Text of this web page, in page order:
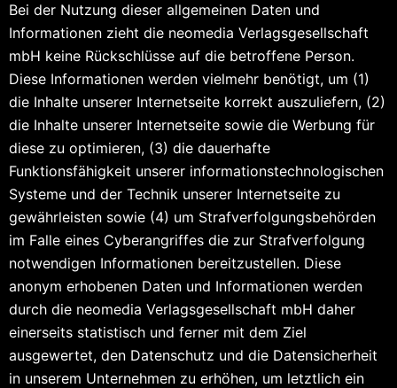
Bei der Nutzung dieser allgemeinen Daten und
Informationen zieht die neomedia Verlagsgesellschaft
mbH keine Rückschlüsse auf die betroffene Person.
Diese Informationen werden vielmehr benötigt, um (1)
die Inhalte unserer Internetseite korrekt auszuliefern, (2)
die Inhalte unserer Internetseite sowie die Werbung für
diese zu optimieren, (3) die dauerhafte
Funktionsfähigkeit unserer informationstechnologischen
Systeme und der Technik unserer Internetseite zu
gewährleisten sowie (4) um Strafverfolgungsbehörden
im Falle eines Cyberangriffes die zur Strafverfolgung
notwendigen Informationen bereitzustellen. Diese
anonym erhobenen Daten und Informationen werden
durch die neomedia Verlagsgesellschaft mbH daher
einerseits statistisch und ferner mit dem Ziel
ausgewertet, den Datenschutz und die Datensicherheit
in unserem Unternehmen zu erhöhen, um letztlich ein